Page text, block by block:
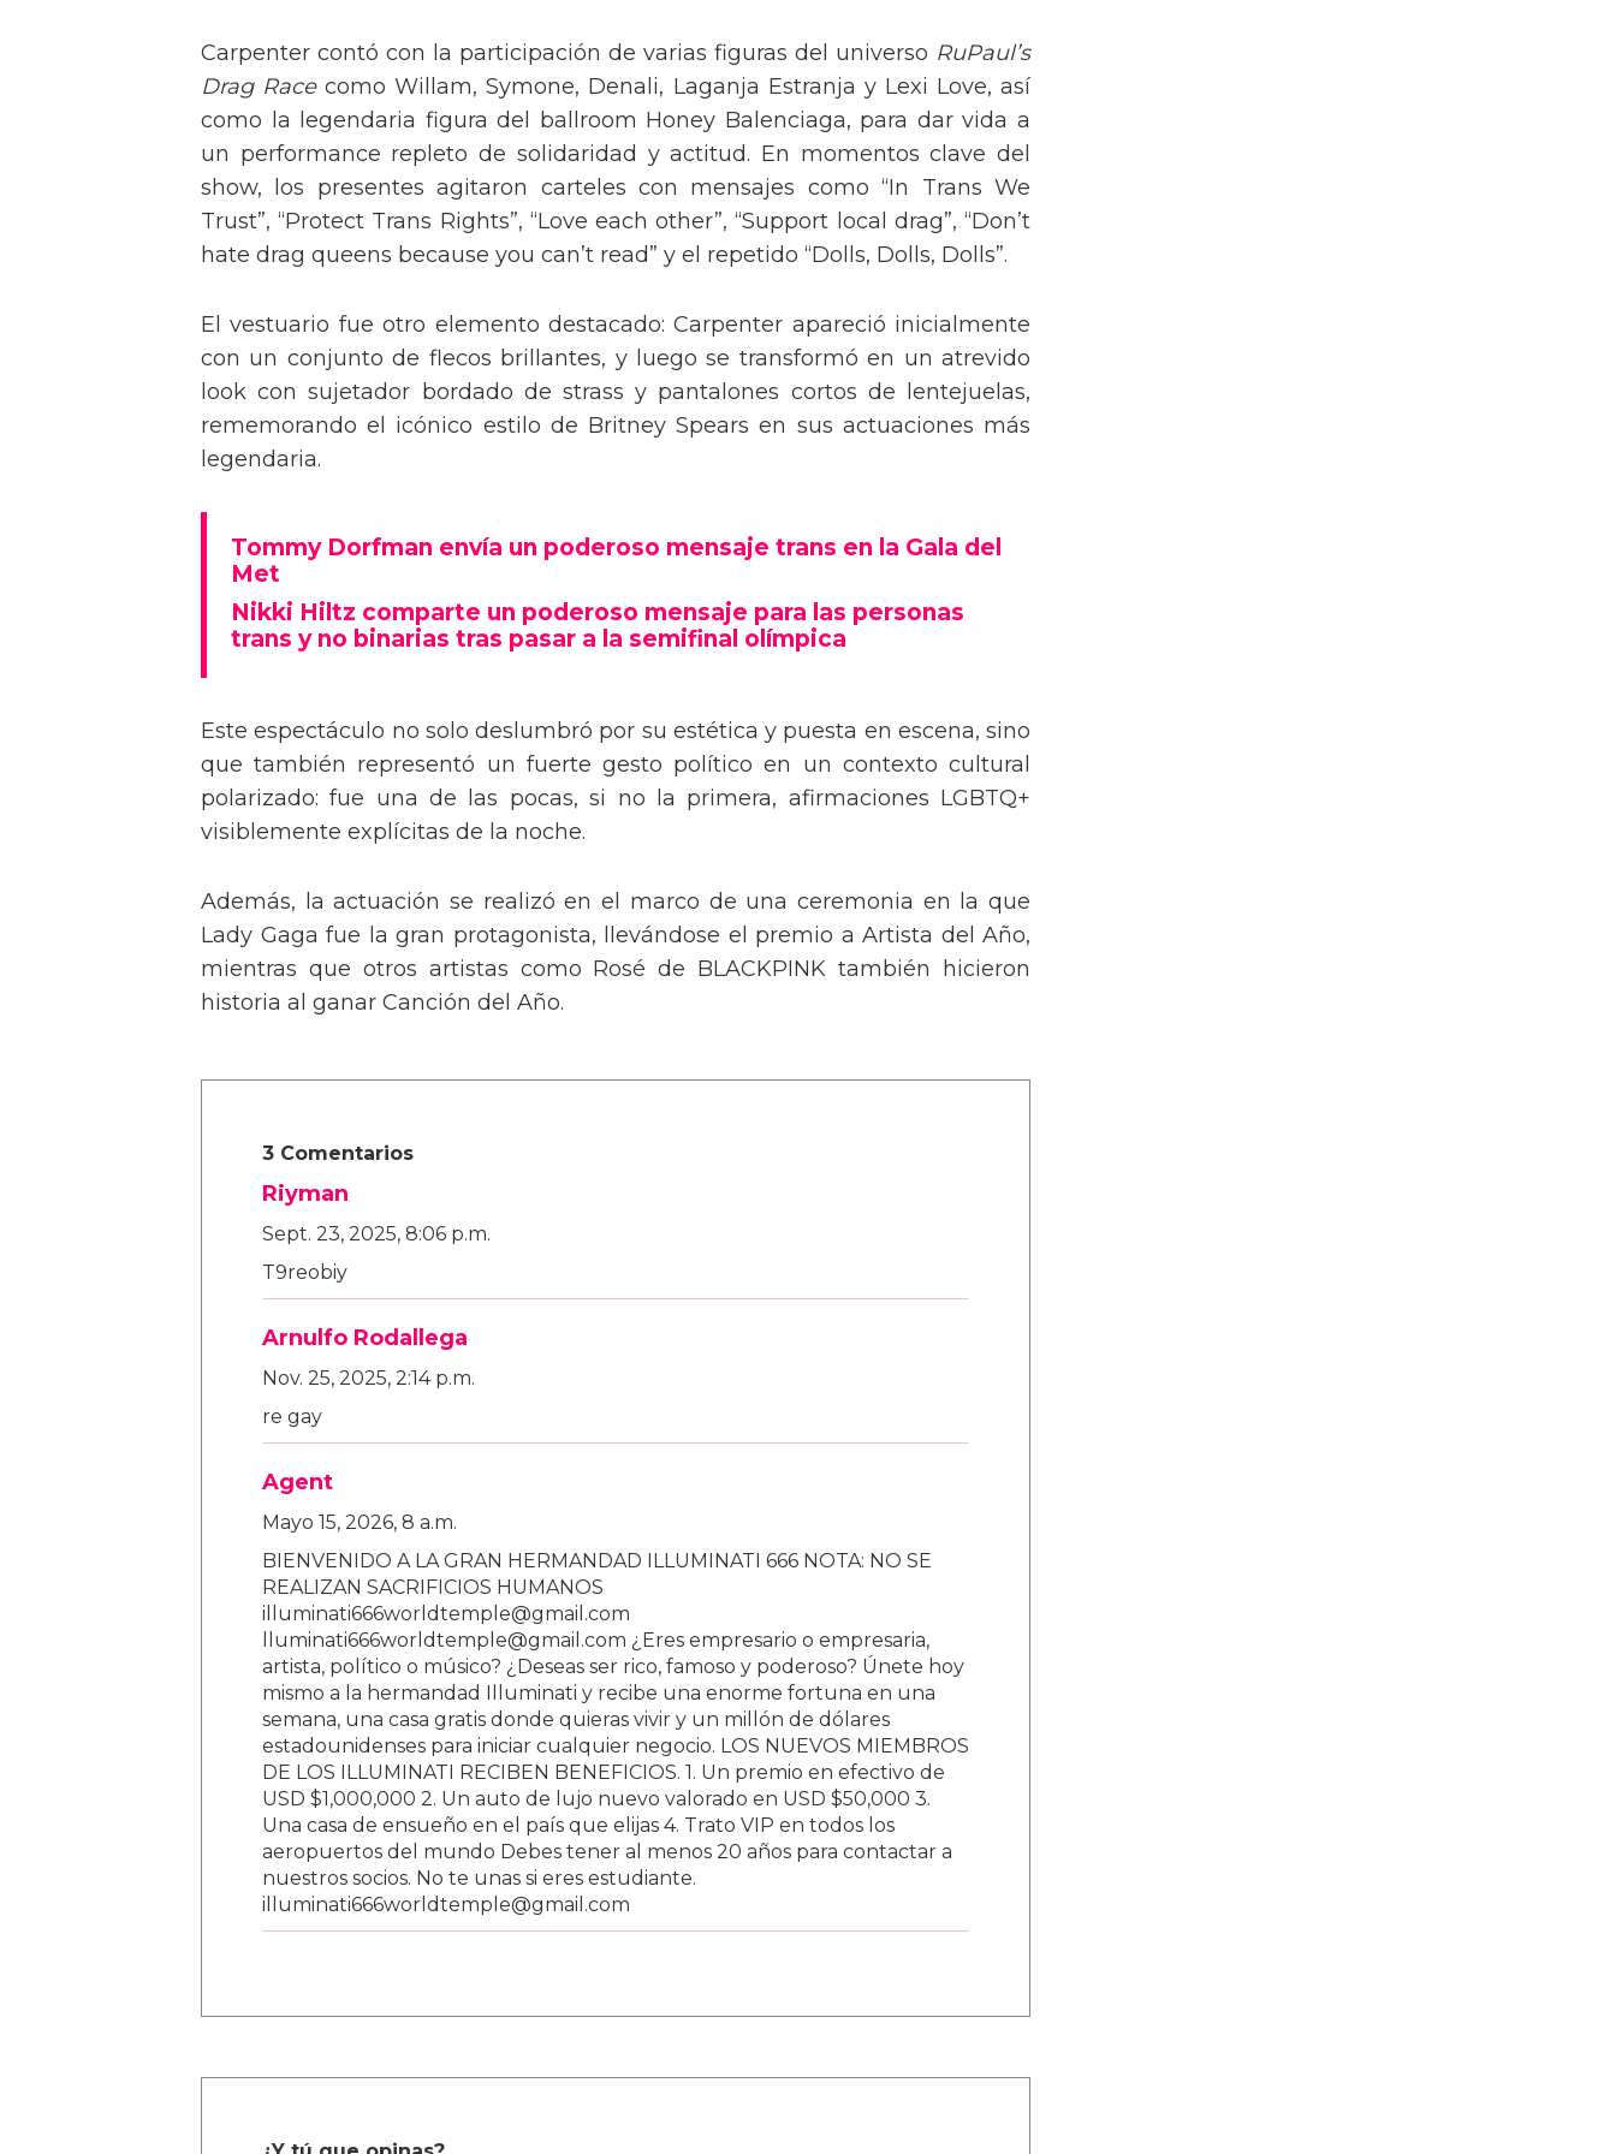
Carpenter contó con la participación de varias figuras del universo RuPaul’s
Drag Racecomo Willam, Symone, Denali, Laganja Estranja y Lexi Love, así
como la legendaria figura del ballroom Honey Balenciaga, para dar vida a
un performance repleto de solidaridad y actitud. En momentos clave del
show, los presentes agitaron carteles con mensajes como “In Trans We
Trust”, “Protect Trans Rights”, “Love each other”, “Support local drag”, “Don’t
hate drag queens because you can’t read” y el repetido “Dolls, Dolls, Dolls”.
El vestuario fue otro elemento destacado: Carpenter apareció inicialmente
con un conjunto de flecos brillantes, y luego se transformó en un atrevido
look con sujetador bordado de strass y pantalones cortos de lentejuelas,
rememorando el icónico estilo de Britney Spears en sus actuaciones más
legendaria.
Tommy Dorfman envía un poderoso mensaje trans en la Gala del
Met
Nikki Hiltz comparte un poderoso mensaje para las personas
trans y no binarias tras pasar a la semifinal olímpica
Este espectáculo no solo deslumbró por su estética y puesta en escena, sino
que también representó un fuerte gesto político en un contexto cultural
polarizado: fue una de las pocas, si no la primera, afirmaciones LGBTQ+
visiblemente explícitas de la noche.
Además, la actuación se realizó en el marco de una ceremonia en la que
Lady Gaga fue la gran protagonista, llevándose el premio a Artista del Año,
mientras que otros artistas como Rosé de BLACKPINK también hicieron
historia al ganar Canción del Año.
3 Comentarios
Riyman
Sept. 23, 2025, 8:06 p.m.
T9reobiy
Arnulfo Rodallega
Nov. 25, 2025, 2:14 p.m.
re gay
Agent
Mayo 15, 2026, 8 a.m.
BIENVENIDO A LA GRAN HERMANDAD ILLUMINATI 666 NOTA: NO SE
REALIZAN SACRIFICIOS HUMANOS
illuminati666worldtemple@gmail.com
lluminati666worldtemple@gmail.com ¿Eres empresario o empresaria,
artista, político o músico? ¿Deseas ser rico, famoso y poderoso? Únete hoy
mismo a la hermandad Illuminati y recibe una enorme fortuna en una
semana, una casa gratis donde quieras vivir y un millón de dólares
estadounidenses para iniciar cualquier negocio. LOS NUEVOS MIEMBROS
DE LOS ILLUMINATI RECIBEN BENEFICIOS. 1. Un premio en efectivo de
USD $1,000,000 2. Un auto de lujo nuevo valorado en USD $50,000 3.
Una casa de ensueño en el país que elijas 4. Trato VIP en todos los
aeropuertos del mundo Debes tener al menos 20 años para contactar a
nuestros socios. No te unas si eres estudiante.
illuminati666worldtemple@gmail.com